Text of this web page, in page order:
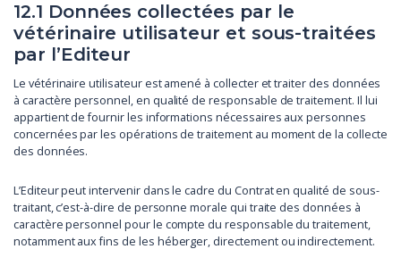
12.1 Données collectées par le
vétérinaire utilisateur et sous-traitées
par l’Editeur
Le vétérinaire utilisateur est amené à collecter et traiter des données
à caractère personnel, en qualité de responsable de traitement. Il lui
appartient de fournir les informations nécessaires aux personnes
concernées par les opérations de traitement au moment de la collecte
des données.
L’Editeur peut intervenir dans le cadre du Contrat en qualité de sous-
traitant, c’est-à-dire de personne morale qui traite des données à
caractère personnel pour le compte du responsable du traitement,
notamment aux fins de les héberger, directement ou indirectement.